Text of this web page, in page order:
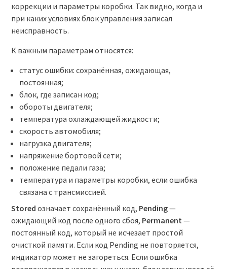
коррекции и параметры коробки. Так видно, когда и
при каких условиях блок управления записал
неисправность.
К важным параметрам относятся:
статус ошибки: сохранённая, ожидающая,
постоянная;
блок, где записан код;
обороты двигателя;
температура охлаждающей жидкости;
скорость автомобиля;
нагрузка двигателя;
напряжение бортовой сети;
положение педали газа;
температура и параметры коробки, если ошибка
связана с трансмиссией.
Stored означает сохранённый код, Pending—
ожидающий код после одного сбоя, Permanent —
постоянный код, который не исчезает простой
очисткой памяти. Если код Pending не повторяется,
индикатор может не загореться. Если ошибка